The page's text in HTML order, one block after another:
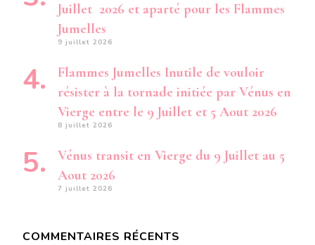
Juillet 2026 et aparté pour les Flammes
Jumelles
9 juillet 2026
Flammes Jumelles Inutile de vouloir
résister à la tornade initiée par Vénus en
Vierge entre le 9 Juillet et 5 Aout 2026
8 juillet 2026
Vénus transit en Vierge du 9 Juillet au 5
Aout 2026
7 juillet 2026
COMMENTAIRES RÉCENTS